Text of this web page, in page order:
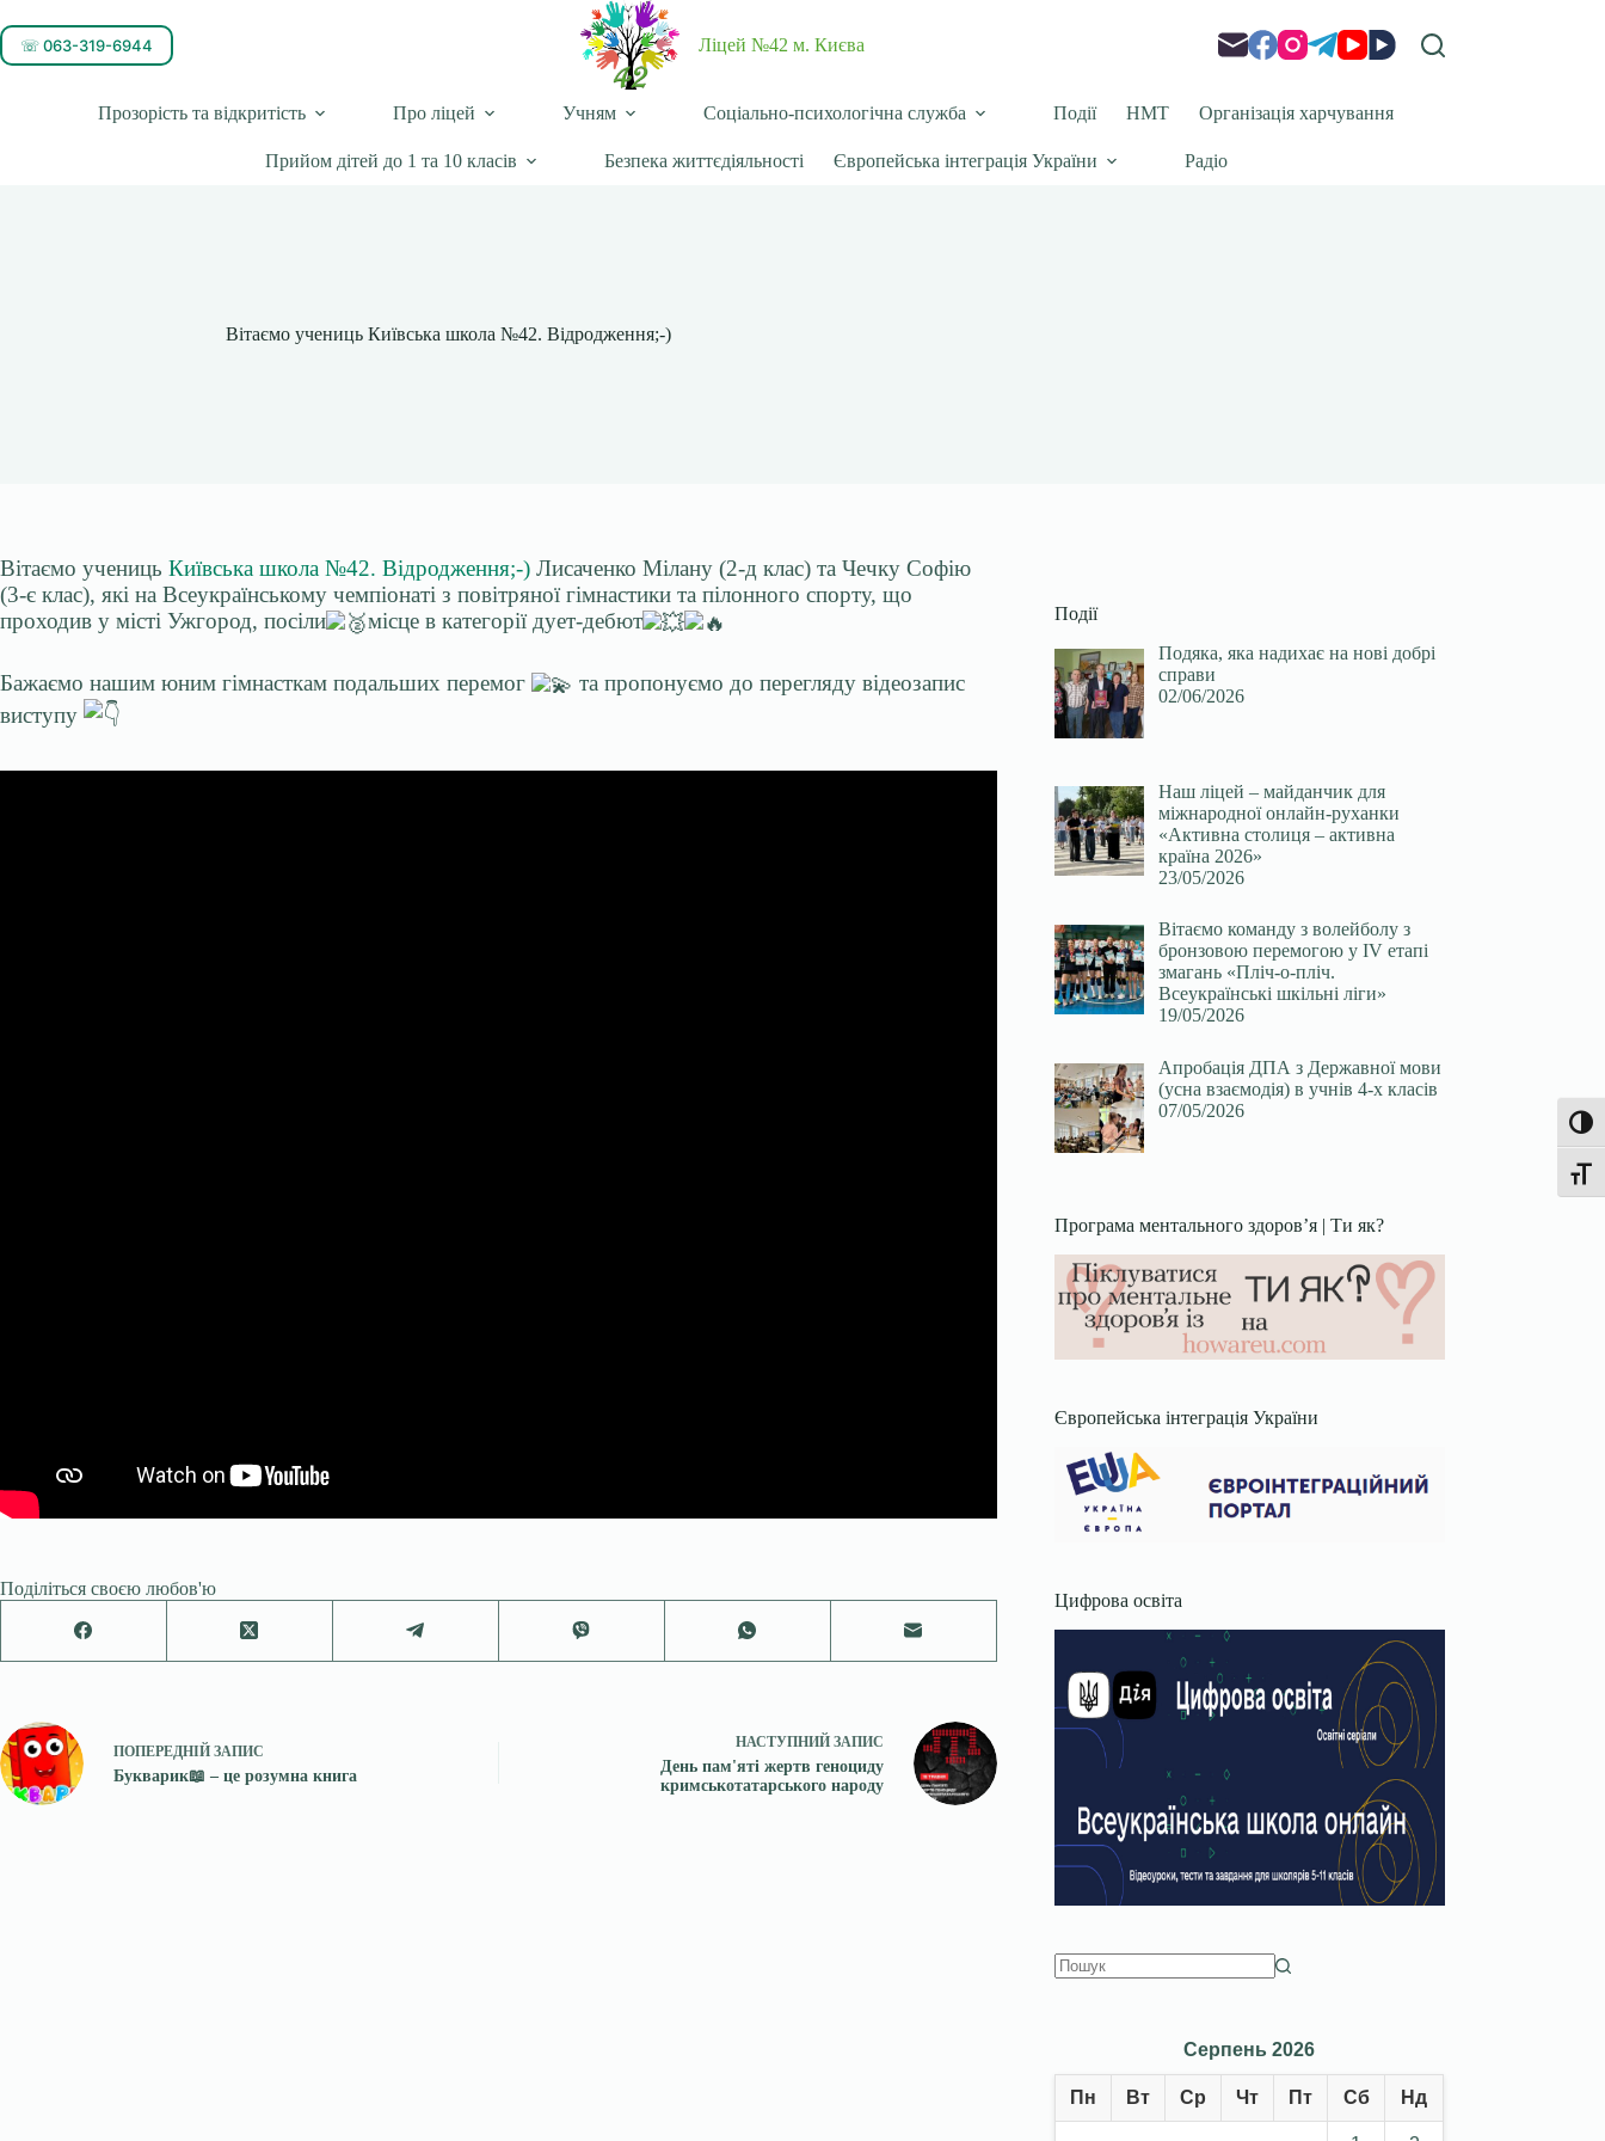
☏ 063-319-6944 Ліцей №42 м. Києва
Прозорість та відкритість Про ліцей Учням Соціально-психологічна служба Події НМТ Організація харчування
Прийом дітей до 1 та 10 класів Безпека життєдіяльності Європейська інтеграція України Радіо
Вітаємо учениць Київська школа №42. Відродження;-)
Вітаємо учениць Київська школа №42. Відродження;-) Лисаченко Мілану (2-д клас) та Чечку Софію
(3-є клас), які на Всеукраїнському чемпіонаті з повітряної гімнастики та пілонного спорту, що
проходив у місті Ужгород, посіли
місце в категорії дует-дебют
Бажаємо нашим юним гімнасткам подальших перемог
та пропонуємо до перегляду відеозапис
виступу
Поділіться своєю любов'ю
ПОПЕРЕДНІЙ ЗАПИС
Букварик📖 – це розумна книга
НАСТУПНИЙ ЗАПИС
День пам'яті жертв геноциду
кримськотатарського народу
Події
Подяка, яка надихає на нові добрі
справи
02/06/2026
Наш ліцей – майданчик для
міжнародної онлайн-руханки
«Активна столиця – активна
країна 2026»
23/05/2026
Вітаємо команду з волейболу з
бронзовою перемогою у ІV етапі
змагань «Пліч-о-пліч.
Всеукраїнські шкільні ліги»
19/05/2026
Апробація ДПА з Державної мови
(усна взаємодія) в учнів 4-х класів
07/05/2026
Програма ментального здоров’я | Ти як?
Європейська інтеграція України
Цифрова освіта
Серпень 2026
Пн Вт Ср Чт Пт Сб Нд